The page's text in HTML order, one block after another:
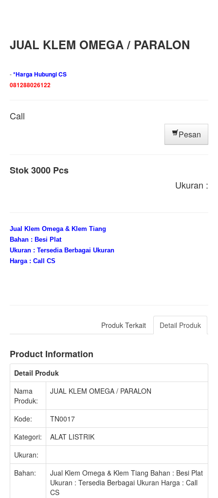
JUAL KLEM OMEGA / PARALON
-*Harga Hubungi CS
081288026122
Call
Pesan
Stok 3000 Pcs
Ukuran :
Jual Klem Omega & Klem Tiang
Bahan : Besi Plat
Ukuran : Tersedia Berbagai Ukuran
Harga : Call CS
Detail Produk
Produk Terkait
Product Information
Detail Produk
Nama
Produk:
JUAL KLEM OMEGA / PARALON
Kode:
TN0017
Kategori:
ALAT LISTRIK
Ukuran:
Bahan:
Jual Klem Omega & Klem Tiang Bahan : Besi Plat
Ukuran : Tersedia Berbagai Ukuran Harga : Call
CS